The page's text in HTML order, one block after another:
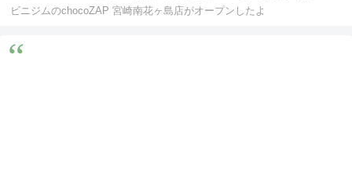
ビニジムのchocoZAP 宮崎南花ヶ島店がオープンしたよ